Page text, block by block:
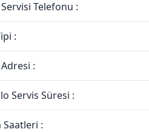
Telefonu :
:
:
Servis Süresi :
Saatleri :